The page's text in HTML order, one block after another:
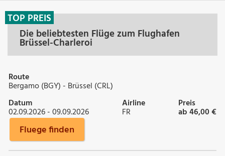
Die beliebtesten Flüge zum Flughafen
Brüssel-Charleroi
TOP PREIS
Route
Bergamo (BGY) - Brüssel (CRL)
Datum
02.09.2026 - 09.09.2026
Airline
FR
Preis
ab 46,00 €
Fluege finden